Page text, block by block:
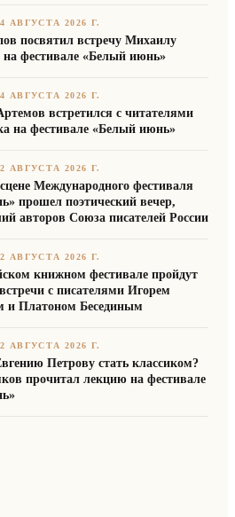
4 АВГУСТА 2026 Г.
посвятил встречу Михаилу
на фестивале «Белый июнь»
4 АВГУСТА 2026 Г.
встретился с читателями
на фестивале «Белый июнь»
2 АВГУСТА 2026 Г.
Международного фестиваля
прошел поэтический вечер,
авторов Союза писателей России
2 АВГУСТА 2026 Г.
книжном фестивале пройдут
с писателями Игорем
и Платоном Бесединым
2 АВГУСТА 2026 Г.
Петрову стать классиком?
прочитал лекцию на фестивале